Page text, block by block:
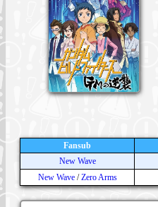
Fansub
New Wave
New Wave/ Zero Arms